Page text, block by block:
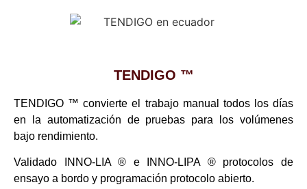
TENDIGO ™
TENDIGO ™ convierte el trabajo manual todos los días
en la automatización de pruebas para los volúmenes
bajo rendimiento.
Validado INNO-LIA ® e INNO-LIPA ® protocolos de
ensayo a bordo y programación protocolo abierto.